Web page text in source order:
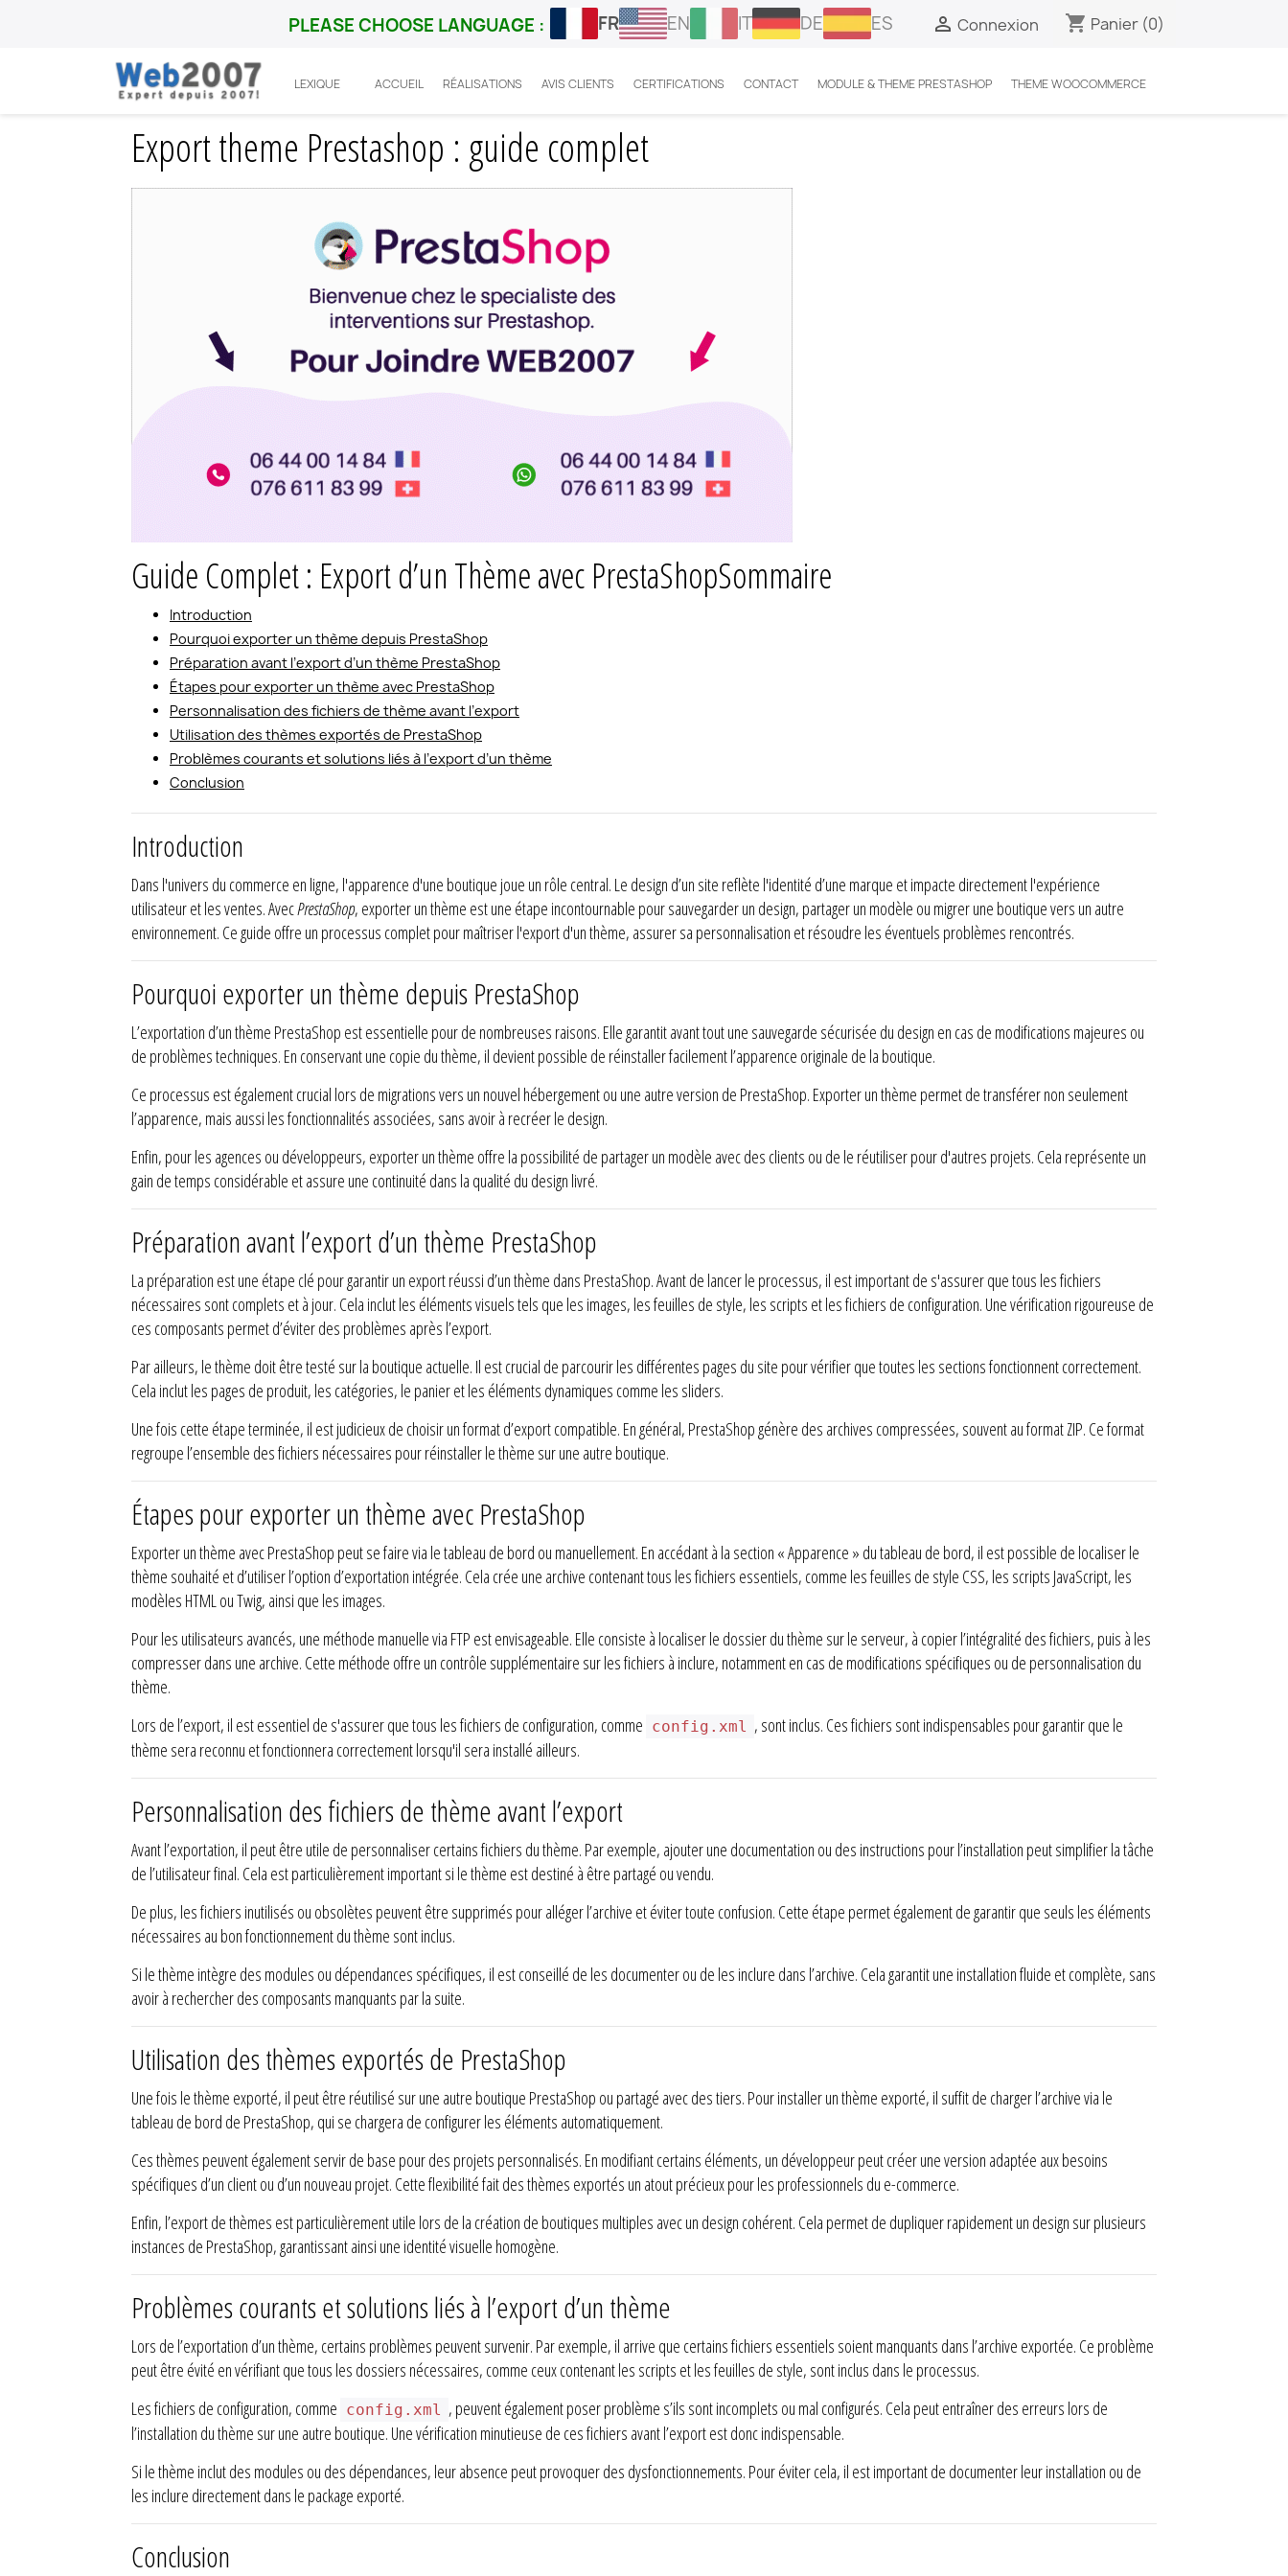
PLEASE CHOOSE LANGUAGE : FR EN IT DE ES  Connexion shopping_cart Panier (0)
LEXIQUE ACCUEIL RÉALISATIONS AVIS CLIENTS CERTIFICATIONS CONTACT MODULE & THEME PRESTASHOP THEME WOOCOMMERCE
Accueil Prestashop
Export theme Prestashop : guide complet
Guide Complet : Export d’un Thème avec PrestaShopSommaire
Introduction
Pourquoi exporter un thème depuis PrestaShop
Préparation avant l’export d’un thème PrestaShop
Étapes pour exporter un thème avec PrestaShop
Personnalisation des fichiers de thème avant l’export
Utilisation des thèmes exportés de PrestaShop
Problèmes courants et solutions liés à l’export d’un thème
Conclusion
Introduction
Dans l'univers du commerce en ligne, l'apparence d'une boutique joue un rôle central. Le design d’un site reflète l'identité d’une marque et impacte directement l'expérience
utilisateur et les ventes. AvecPrestaShop, exporter un thème est une étape incontournable pour sauvegarder un design, partager un modèle ou migrer une boutique vers un autre
environnement. Ce guide offre un processus complet pour maîtriser l'export d'un thème, assurer sa personnalisation et résoudre les éventuels problèmes rencontrés.
Pourquoi exporter un thème depuis PrestaShop
L’exportation d’un thème PrestaShop est essentielle pour de nombreuses raisons. Elle garantit avant tout une sauvegarde sécurisée du design en cas de modifications majeures ou
de problèmes techniques. En conservant une copie du thème, il devient possible de réinstaller facilement l’apparence originale de la boutique.
Ce processus est également crucial lors de migrations vers un nouvel hébergement ou une autre version de PrestaShop. Exporter un thème permet de transférer non seulement
l’apparence, mais aussi les fonctionnalités associées, sans avoir à recréer le design.
Enfin, pour les agences ou développeurs, exporter un thème offre la possibilité de partager un modèle avec des clients ou de le réutiliser pour d'autres projets. Cela représente un
gain de temps considérable et assure une continuité dans la qualité du design livré.
Préparation avant l’export d’un thème PrestaShop
La préparation est une étape clé pour garantir un export réussi d’un thème dans PrestaShop. Avant de lancer le processus, il est important de s'assurer que tous les fichiers
nécessaires sont complets et à jour. Cela inclut les éléments visuels tels que les images, les feuilles de style, les scripts et les fichiers de configuration. Une vérification rigoureuse de
ces composants permet d’éviter des problèmes après l’export.
Par ailleurs, le thème doit être testé sur la boutique actuelle. Il est crucial de parcourir les différentes pages du site pour vérifier que toutes les sections fonctionnent correctement.
Cela inclut les pages de produit, les catégories, le panier et les éléments dynamiques comme les sliders.
Une fois cette étape terminée, il est judicieux de choisir un format d’export compatible. En général, PrestaShop génère des archives compressées, souvent au format ZIP. Ce format
regroupe l’ensemble des fichiers nécessaires pour réinstaller le thème sur une autre boutique.
Étapes pour exporter un thème avec PrestaShop
Exporter un thème avec PrestaShop peut se faire via le tableau de bord ou manuellement. En accédant à la section « Apparence » du tableau de bord, il est possible de localiser le
thème souhaité et d’utiliser l’option d’exportation intégrée. Cela crée une archive contenant tous les fichiers essentiels, comme les feuilles de style CSS, les scripts JavaScript, les
modèles HTML ou Twig, ainsi que les images.
Pour les utilisateurs avancés, une méthode manuelle via FTP est envisageable. Elle consiste à localiser le dossier du thème sur le serveur, à copier l’intégralité des fichiers, puis à les
compresser dans une archive. Cette méthode offre un contrôle supplémentaire sur les fichiers à inclure, notamment en cas de modifications spécifiques ou de personnalisation du
thème.
Lors de l’export, il est essentiel de s'assurer que tous les fichiers de configuration, comme config.xml , sont inclus. Ces fichiers sont indispensables pour garantir que le
thème sera reconnu et fonctionnera correctement lorsqu'il sera installé ailleurs.
Personnalisation des fichiers de thème avant l’export
Avant l’exportation, il peut être utile de personnaliser certains fichiers du thème. Par exemple, ajouter une documentation ou des instructions pour l’installation peut simplifier la tâche
de l’utilisateur final. Cela est particulièrement important si le thème est destiné à être partagé ou vendu.
De plus, les fichiers inutilisés ou obsolètes peuvent être supprimés pour alléger l’archive et éviter toute confusion. Cette étape permet également de garantir que seuls les éléments
nécessaires au bon fonctionnement du thème sont inclus.
Si le thème intègre des modules ou dépendances spécifiques, il est conseillé de les documenter ou de les inclure dans l’archive. Cela garantit une installation fluide et complète, sans
avoir à rechercher des composants manquants par la suite.
Utilisation des thèmes exportés de PrestaShop
Une fois le thème exporté, il peut être réutilisé sur une autre boutique PrestaShop ou partagé avec des tiers. Pour installer un thème exporté, il suffit de charger l’archive via le
tableau de bord de PrestaShop, qui se chargera de configurer les éléments automatiquement.
Ces thèmes peuvent également servir de base pour des projets personnalisés. En modifiant certains éléments, un développeur peut créer une version adaptée aux besoins
spécifiques d’un client ou d’un nouveau projet. Cette flexibilité fait des thèmes exportés un atout précieux pour les professionnels du e-commerce.
Enfin, l’export de thèmes est particulièrement utile lors de la création de boutiques multiples avec un design cohérent. Cela permet de dupliquer rapidement un design sur plusieurs
instances de PrestaShop, garantissant ainsi une identité visuelle homogène.
Problèmes courants et solutions liés à l’export d’un thème
Lors de l’exportation d’un thème, certains problèmes peuvent survenir. Par exemple, il arrive que certains fichiers essentiels soient manquants dans l’archive exportée. Ce problème
peut être évité en vérifiant que tous les dossiers nécessaires, comme ceux contenant les scripts et les feuilles de style, sont inclus dans le processus.
Les fichiers de configuration, comme config.xml , peuvent également poser problème s’ils sont incomplets ou mal configurés. Cela peut entraîner des erreurs lors de
l’installation du thème sur une autre boutique. Une vérification minutieuse de ces fichiers avant l’export est donc indispensable.
Si le thème inclut des modules ou des dépendances, leur absence peut provoquer des dysfonctionnements. Pour éviter cela, il est important de documenter leur installation ou de
les inclure directement dans le package exporté.
Conclusion